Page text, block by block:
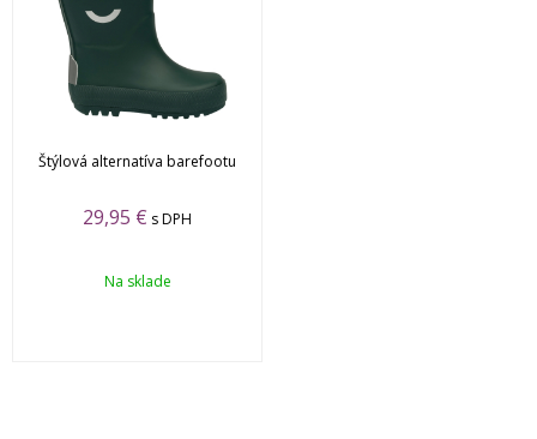
Štýlová alternatíva barefootu
29,95 € s DPH
Na sklade